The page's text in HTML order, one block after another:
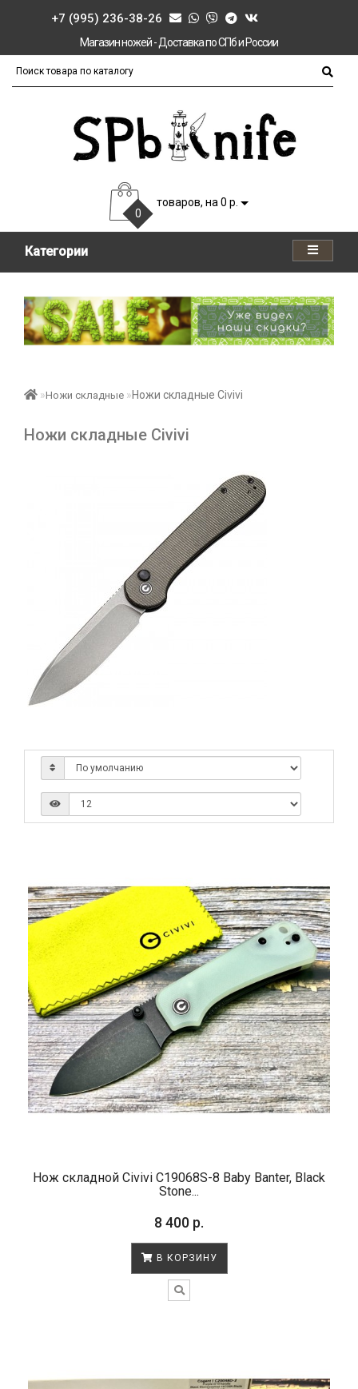
+7 (995) 236-38-26
Магазин ножей - Доставка по СПб и России
0
товаров, на 0 р.
Категории
Ножи складные Ножи складные Civivi
Ножи складные Civivi
Нож складной Civivi C19068S-8 Baby Banter, Black
Stone...
8 400 р.
В КОРЗИНУ